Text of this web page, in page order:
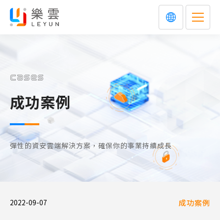
cases
成功案例
彈性的資安雲端解決方案，確保你的事業持續成長
2022-09-07 成功案例